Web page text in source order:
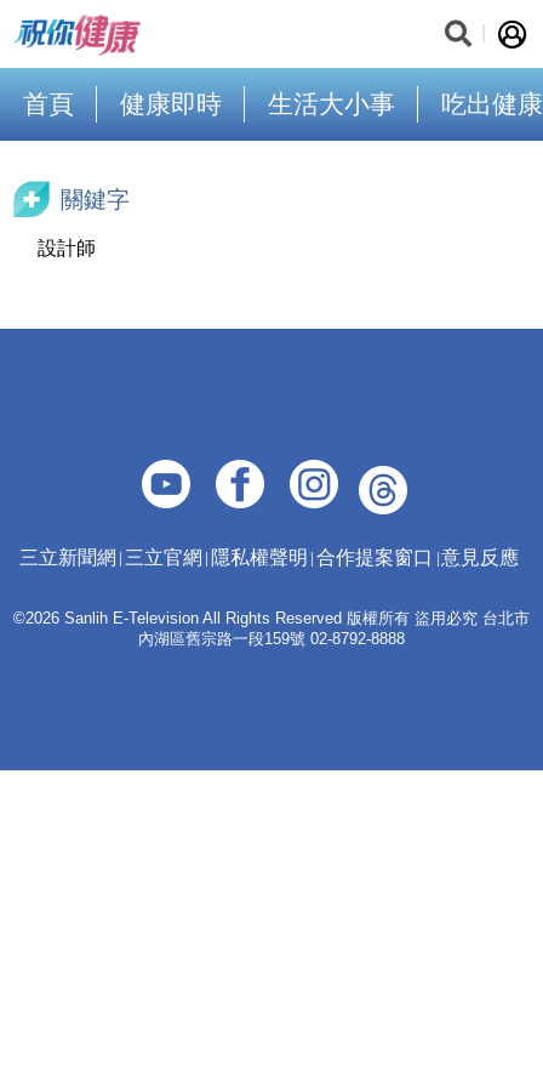
首頁 健康即時 生活大小事 吃出健康
關鍵字
設計師
三立新聞網 三立官網 隱私權聲明 合作提案窗口 意見反應
©2026 Sanlih E-Television All Rights Reserved 版權所有 盜用必究 台北市
內湖區舊宗路一段159號 02-8792-8888